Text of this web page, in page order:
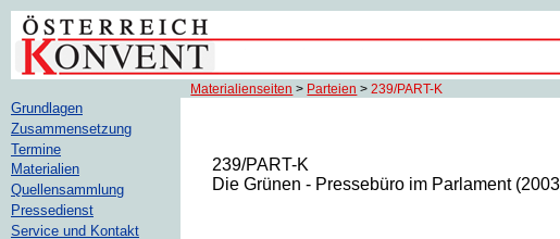
Materialienseiten > Parteien >239/PART-K
239/PART-K
Die Grünen - Pressebüro im Parlament
Grundlagen
Zusammensetzung
Termine
Materialien
Quellensammlung
Pressedienst
Service und Kontakt